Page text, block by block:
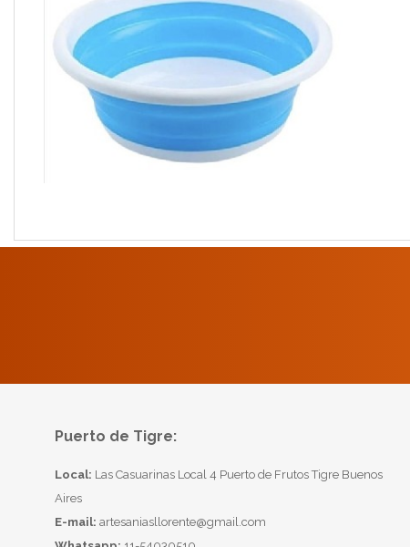
Puerto de Tigre:
Local: Las Casuarinas Local 4 Puerto de Frutos Tigre Buenos
Aires
E-mail: artesaniasllorente@gmail.com